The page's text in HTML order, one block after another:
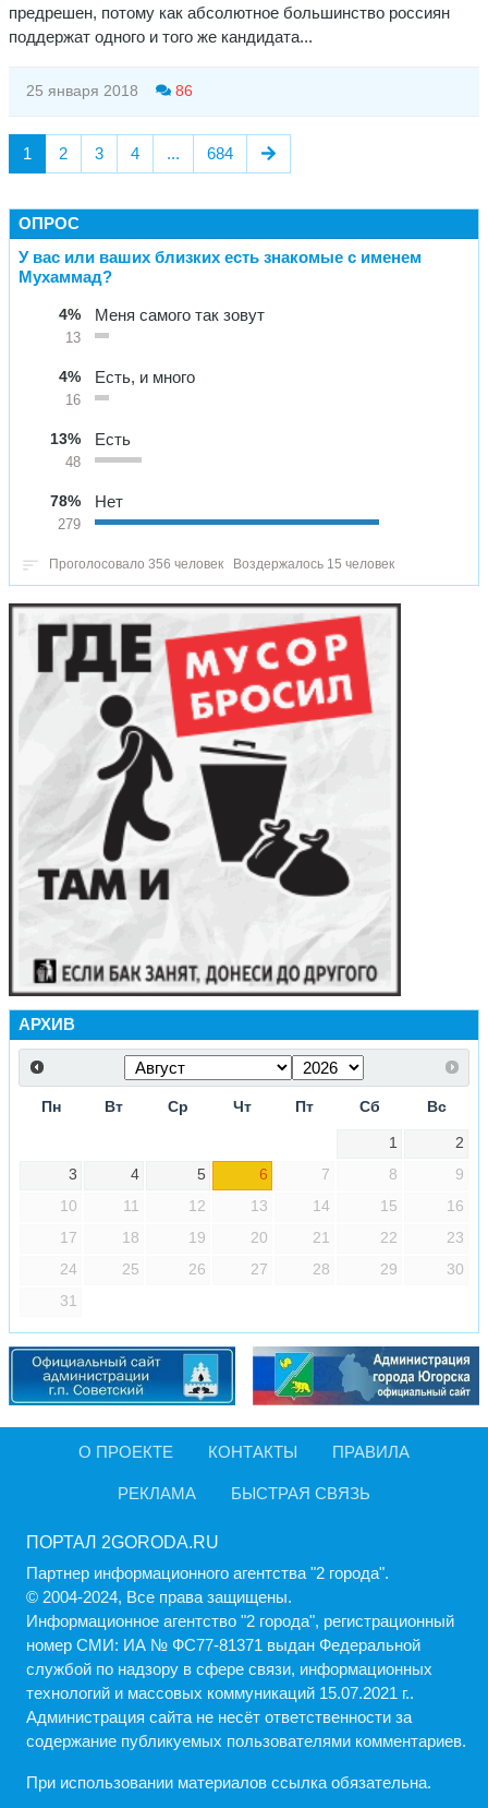
предрешен, потому как абсолютное большинство россиян
поддержат одного и того же кандидата...
25 января 2018 86
1 2 3 4 ... 684
ОПРОС
У вас или ваших близких есть знакомые с именем
Мухаммад?
4%
13
Меня самого так зовут
4%
16
Есть, и много
13%
48
Есть
78%
279
Нет
Проголосовало 356 человек Воздержалось 15 человек
АРХИВ
Пн Вт Ср Чт Пт Сб Вс
1
2
3
4 5 6 7 8
9
10
11 12 13 14 15
16
17
18 19 20 21 22
23
24
25 26 27 28 29
30
31
О ПРОЕКТЕ КОНТАКТЫ ПРАВИЛА
РЕКЛАМА БЫСТРАЯ СВЯЗЬ
ПОРТАЛ 2GORODA.RU
Партнер информационного агентства "2 города".
© 2004-2024, Все права защищены.
Информационное агентство "2 города", регистрационный
номер СМИ: ИА № ФС77-81371 выдан Федеральной
службой по надзору в сфере связи, информационных
технологий и массовых коммуникаций 15.07.2021 г..
Администрация cайта не несёт ответственности за
содержание публикуемых пользователями комментариев.
При использовании материалов ссылка обязательна.